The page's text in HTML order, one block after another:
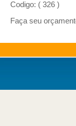
Codigo: ( 326 )
Faça seu